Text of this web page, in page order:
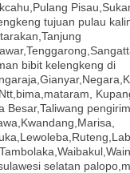
tujuan pulau
bibit kelengkeng di
Besar,Taliwang
selatan